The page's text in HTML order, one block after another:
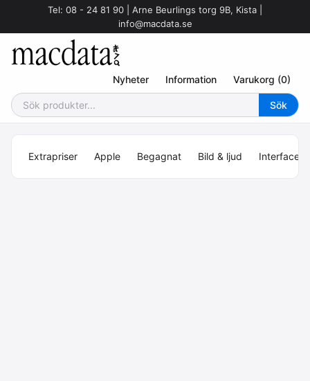
Tel: 08 - 24 81 90 | Arne Beurlings torg 9B, Kista |
info@macdata.se
Nyheter Information Varukorg (0)
Extrapriser Apple Begagnat Bild & ljud Interface